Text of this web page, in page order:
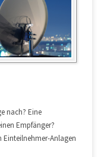
nach? Eine
Empfänger?
Einteilnehmer-Anlagen